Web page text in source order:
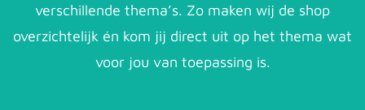
verschillende thema’s. Zo maken wij de shop
overzichtelijk én kom jij direct uit op het thema wat
voor jou van toepassing is.